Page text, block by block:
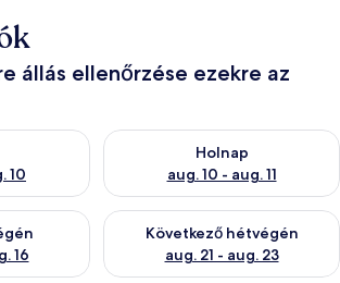
állás ellenőrzése ezekre az
10
állás ellenőrzése: aug. 9 - aug. 10
Holnap
aug. 10 - aug. 11
A holnapi rendelkezésre állás
16
állás ellenőrzése: aug. 14 -
Következő hétvégén
aug. 21 - aug. 23
A következő hétvégi